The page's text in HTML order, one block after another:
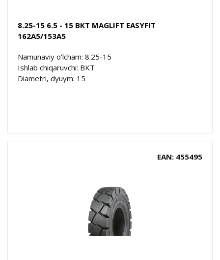
8.25-15 6.5 - 15 BKT MAGLIFT EASYFIT
162A5/153A5
Namunaviy o'lcham: 8.25-15
Ishlab chiqaruvchi: BKT
Diametri, dyuym: 15
EAN: 455495